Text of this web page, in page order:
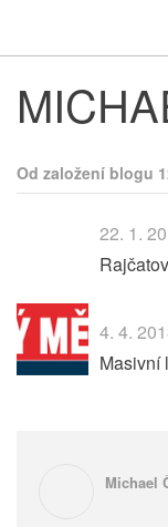
Od založení blogu
22. 1.
4. 4.
Masivní
Michael